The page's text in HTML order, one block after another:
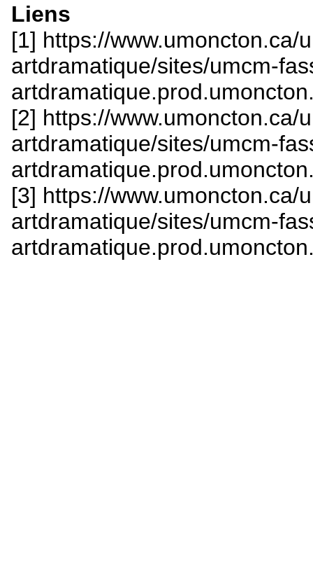
Liens
[1] https://www.umoncton.ca/
artdramatique/sites/umcm-
[2] https://www.umoncton.ca/
artdramatique/sites/umcm-
[3] https://www.umoncton.ca/
artdramatique/sites/umcm-